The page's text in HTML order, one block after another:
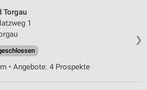
❯
Torgau
1
• Angebote: 4 Prospekte
auf Informationen
Daten zur Auswahl von
für personalisierte